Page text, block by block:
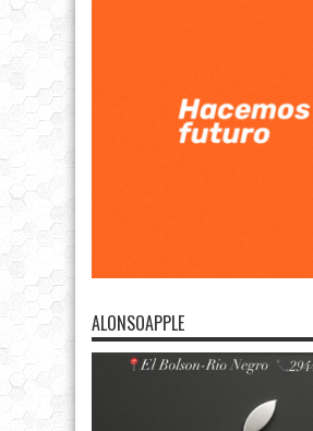
ALONSOAPPLE